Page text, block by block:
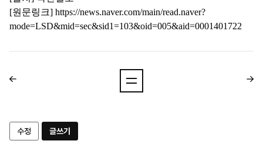
[원문링크] https://news.naver.com/main/read.naver?
mode=LSD&mid=sec&sid1=103&oid=005&aid=0001401722
수정 글쓰기